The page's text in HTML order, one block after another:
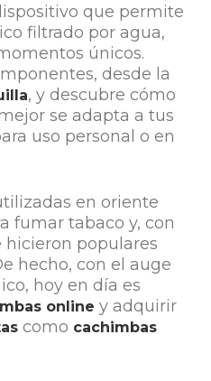
que permite
filtrado por agua,
únicos.
desde la
, y descubre cómo
se adapta a tus
uso personal o en
en oriente
fumar tabaco y, con
hicieron populares
hecho, con el auge
hoy en día es
online y adquirir
como cachimbas